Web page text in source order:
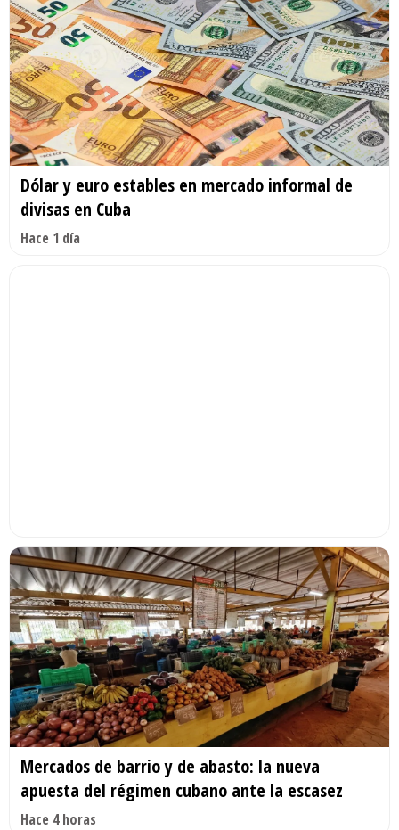
Dólar y euro estables en mercado informal de
divisas en Cuba
Hace 1 día
Mercados de barrio y de abasto: la nueva
apuesta del régimen cubano ante la escasez
Hace 4 horas